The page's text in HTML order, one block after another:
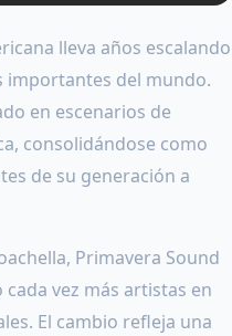
lleva años escalando
importantes del mundo.
en escenarios de
consolidándose como
de su generación a
Primavera Sound
vez más artistas en
El cambio refleja una